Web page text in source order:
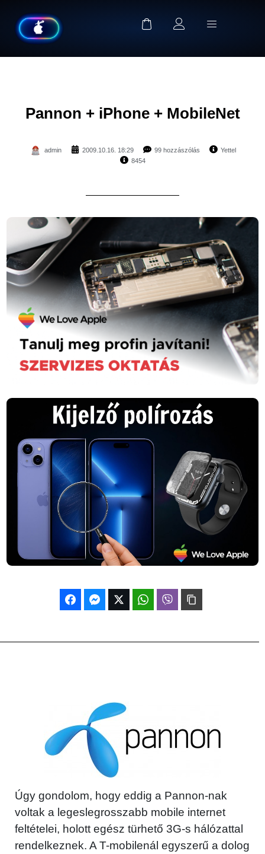
Pannon + iPhone + MobileNet
admin 2009.10.16. 18:29 99 hozzászólás
Yettel
8454
Úgy gondolom, hogy eddig a Pannon-nak
voltak a legeslegrosszabb mobile internet
feltételei, holott egész türhető 3G-s hálózattal
rendelkeznek. A T-mobilenál egyszerű a dolog